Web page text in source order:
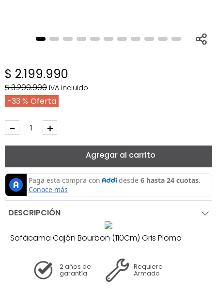
$ 2.199.990
$3.299.990 IVA incluido
33 %
＋
－
Agregar al carrito
DESCRIPCIÓN
Sofácama Cajón Bourbon (110Cm) Gris Plomo
2 años de
garantía
Requiere
Armado